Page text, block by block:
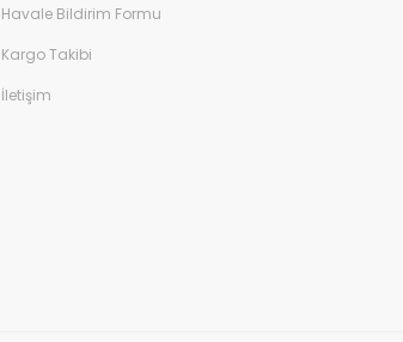
Havale Bildirim Formu
Kargo Takibi
İletişim